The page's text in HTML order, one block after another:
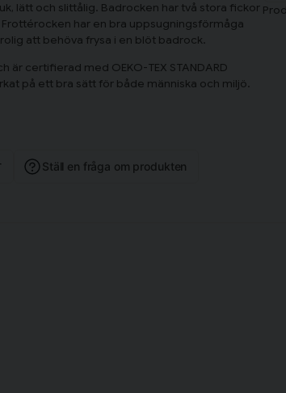
lätt och slittålig. Badrocken har två stora fickor
har en bra uppsugningsförmåga
att behöva frysa i en blöt badrock.
är certifierad med OEKO-TEX STANDARD
på ett bra sätt för både människa och miljö.
Ställ en fråga om produkten